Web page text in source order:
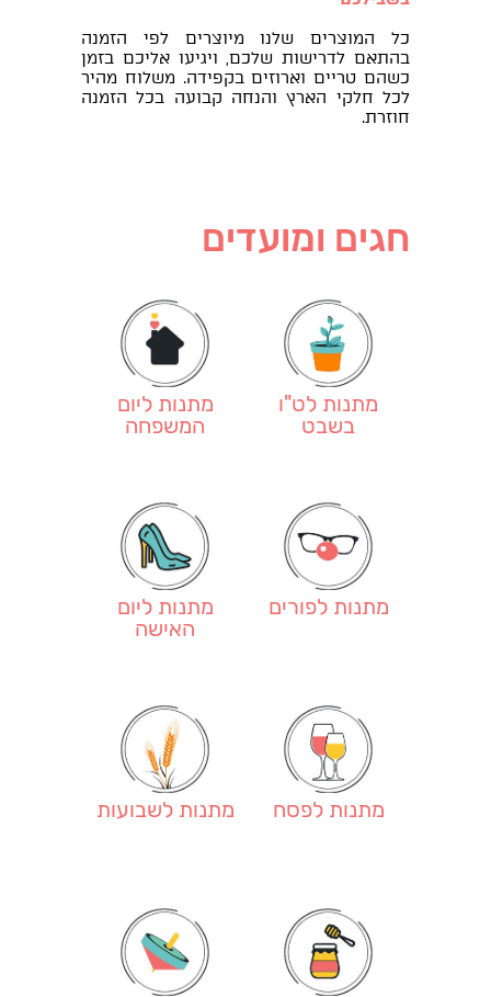
כל המוצרים שלנו מיוצרים לפי הזמנה
בהתאם לדרישות שלכם, ויגיעו אליכם בזמן
כשהם טריים וארוזים בקפידה. משלוח מהיר
לכל חלקי הארץ והנחה קבועה בכל הזמנה
חוזרת.
חגים ומועדים
מתנות לט"ו
בשבט
מתנות ליום
המשפחה
מתנות לפורים
מתנות ליום
האישה
מתנות לפסח מתנות לשבועות